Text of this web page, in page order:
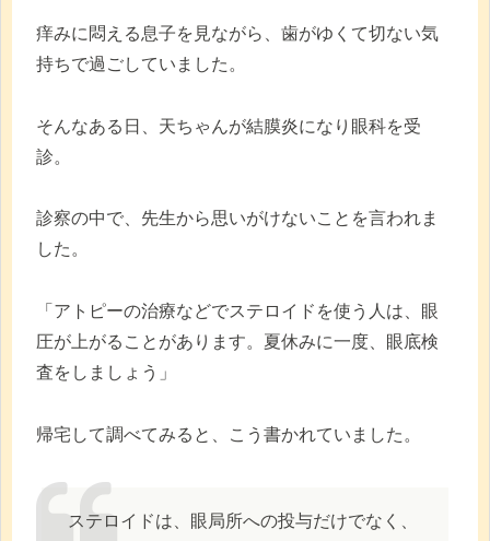
痒みに悶える息子を見ながら、歯がゆくて切ない気
持ちで過ごしていました。
そんなある日、天ちゃんが結膜炎になり眼科を受
診。
診察の中で、先生から思いがけないことを言われま
した。
「アトピーの治療などでステロイドを使う人は、眼
圧が上がることがあります。夏休みに一度、眼底検
査をしましょう」
帰宅して調べてみると、こう書かれていました。
ステロイドは、眼局所への投与だけでなく、